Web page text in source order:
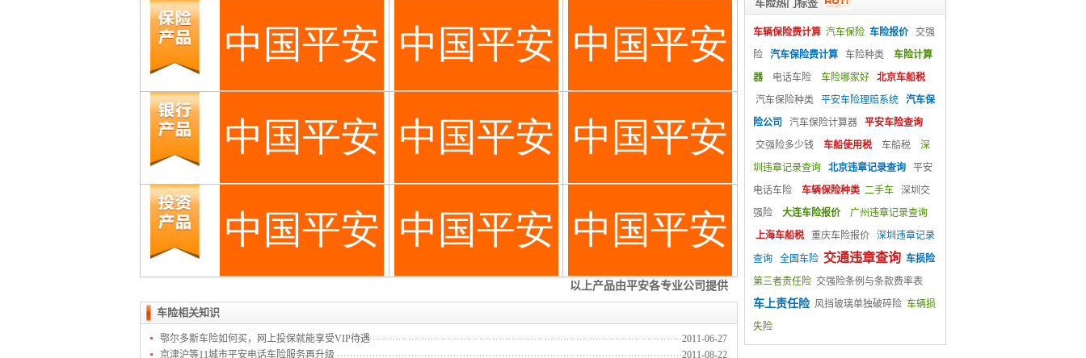
车险热门标签
车辆保险费计算 汽车保险 车险报价
交强
险
汽车保险费计算 车险种类
车险计算
器
电话车险 车险哪家好
北京车船税
汽车保险种类
平安车险理赔系统
汽车保
险公司
汽车保险计算器
平安车险查询
交强险多少钱
车船使用税 车船税
深
圳违章记录查询
北京违章记录查询
平安
电话车险
车辆保险种类 二手车
深圳交
强险
大连车险报价
广州违章记录查询
上海车船税
重庆车险报价 深圳违章记录
查询 全国车险 交通违章查询 车损险
第三者责任险 交强险条例与条款费率表
车上责任险 风挡玻璃单独破碎险 车辆损
失险
车险相关知识
鄂尔多斯车险如何买，网上投保就能享受VIP待遇
2011-06-27
京津沪等11城市平安电话车险服务再升级
2011-08-22